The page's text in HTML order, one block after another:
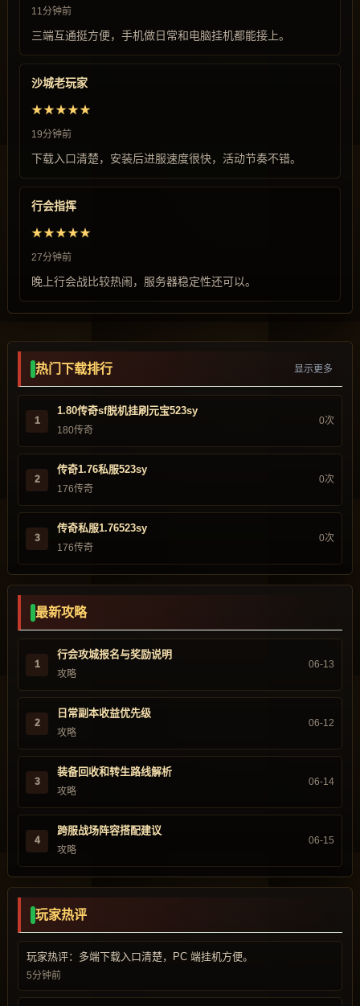
11分钟前
三端互通挺方便，手机做日常和电脑挂机都能接上。
沙城老玩家
★★★★★
19分钟前
下载入口清楚，安装后进服速度很快，活动节奏不错。
行会指挥
★★★★★
27分钟前
晚上行会战比较热闹，服务器稳定性还可以。
热门下载排行 显示更多
1
1.80传奇sf脱机挂刷元宝523sy
180传奇
0次
2
传奇1.76私服523sy
176传奇
0次
3
传奇私服1.76523sy
176传奇
0次
最新攻略
1
行会攻城报名与奖励说明
攻略
06-13
2
日常副本收益优先级
攻略
06-12
3
装备回收和转生路线解析
攻略
06-14
4
跨服战场阵容搭配建议
攻略
06-15
玩家热评
玩家热评：多端下载入口清楚，PC 端挂机方便。
5分钟前